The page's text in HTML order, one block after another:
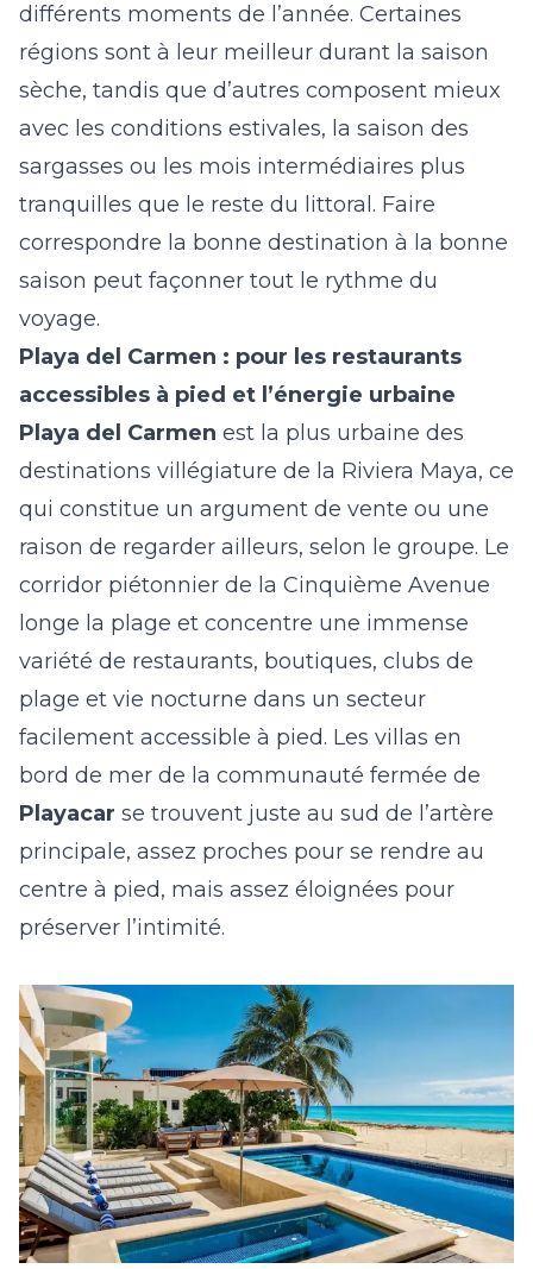
différents moments de l’année. Certaines
régions sont à leur meilleur durant la saison
sèche, tandis que d’autres composent mieux
avec les conditions estivales, la saison des
sargasses ou les mois intermédiaires plus
tranquilles que le reste du littoral. Faire
correspondre la bonne destination à la bonne
saison peut façonner tout le rythme du
voyage.
Playa del Carmen : pour les restaurants
accessibles à pied et l’énergie urbaine
Playa del Carmen est la plus urbaine des
destinations villégiature de la Riviera Maya, ce
qui constitue un argument de vente ou une
raison de regarder ailleurs, selon le groupe. Le
corridor piétonnier de la Cinquième Avenue
longe la plage et concentre une immense
variété de restaurants, boutiques, clubs de
plage et vie nocturne dans un secteur
facilement accessible à pied. Les villas en
bord de mer de la communauté fermée de
Playacar se trouvent juste au sud de l’artère
principale, assez proches pour se rendre au
centre à pied, mais assez éloignées pour
préserver l’intimité.